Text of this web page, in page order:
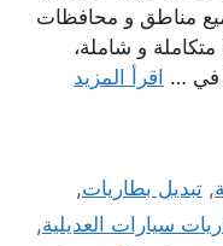
مناطق و محافظات
و شاملة،
في … اقرأ المزيد
,تبديل بطاريات,
سيارات العديلية,